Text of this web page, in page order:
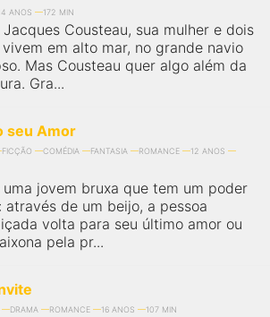
ANOS 172 MIN
Jacques Cousteau, sua mulher e dois
em alto mar, no grande navio
Mas Cousteau quer algo além da
Gra...
seu Amor
FICÇÃO COMÉDIA FANTASIA ROMANCE
12 ANOS
uma jovem bruxa que tem um poder
através de um beijo, a pessoa
volta para seu último amor ou
pela pr...
DRAMA ROMANCE 16 ANOS 107 MIN